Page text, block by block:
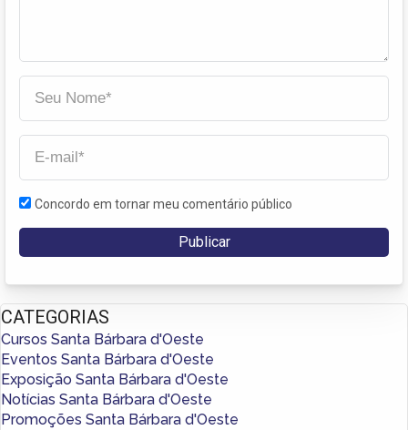
Concordo em tornar meu comentário público
CATEGORIAS
Cursos Santa Bárbara d'Oeste
Eventos Santa Bárbara d'Oeste
Exposição Santa Bárbara d'Oeste
Notícias Santa Bárbara d'Oeste
Promoções Santa Bárbara d'Oeste